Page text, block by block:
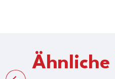
Ähnliche